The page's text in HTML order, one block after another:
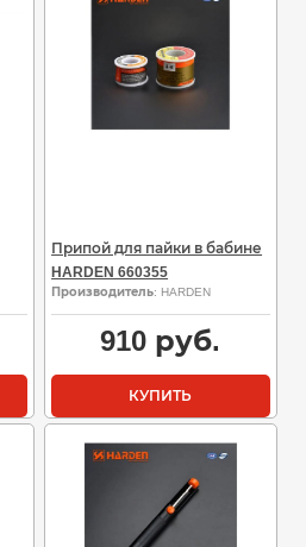
Припой для пайки в бабине
HARDEN 660355
Производитель: HARDEN
910 руб.
КУПИТЬ